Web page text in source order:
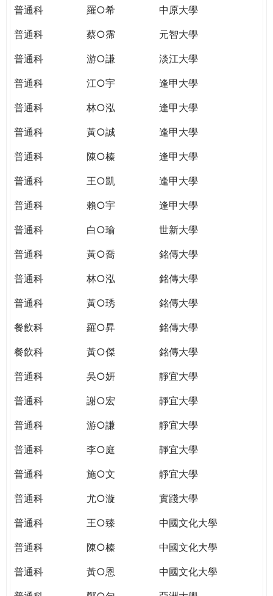
普通科
羅○希
中原大學
普通科
蔡○霈
元智大學
普通科
游○謙
淡江大學
普通科
江○宇
逢甲大學
普通科
林○泓
逢甲大學
普通科
黃○誠
逢甲大學
普通科
陳○榛
逢甲大學
普通科
王○凱
逢甲大學
普通科
賴○宇
逢甲大學
普通科
白○瑜
世新大學
普通科
黃○喬
銘傳大學
普通科
林○泓
銘傳大學
普通科
黃○琇
銘傳大學
餐飲科
羅○昇
銘傳大學
餐飲科
黃○傑
銘傳大學
普通科
吳○妍
靜宜大學
普通科
謝○宏
靜宜大學
普通科
游○謙
靜宜大學
普通科
李○庭
靜宜大學
普通科
施○文
靜宜大學
普通科
尤○漩
實踐大學
普通科
王○臻
中國文化大學
普通科
陳○榛
中國文化大學
普通科
黃○恩
中國文化大學